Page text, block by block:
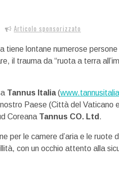
Articolo sponsorizzato
tiene lontane numerose persone
il trauma da “ruota a terra
Tannus Italia(
Paese (Città del Vaticano
Coreana Tannus CO. Ltd .
per le camere d’aria e le ruote
con un occhio attento alla